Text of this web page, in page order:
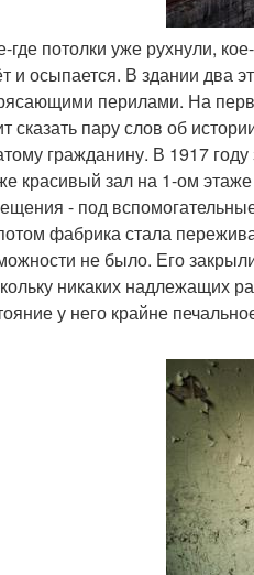
где потолки уже рухнули,
и осыпается. В здании два
перилами. На
сказать пару слов об
гражданину. В 1917
красивый зал на 1-ом
- под
фабрика стала
не было. Его
никаких надлежащих
у него крайне